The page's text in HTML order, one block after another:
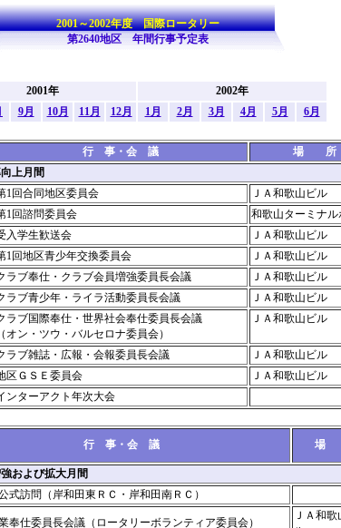
2001～2002年度 国際ロータリー
第2640地区 年間行事予定表
2001年
2002年
9月 10月 11月 12月 1月 2月 3月 4月 5月 6月
行 事・会 議
場 所
上月間
1回合同地区委員会
ＪＡ和歌山ビル
1回諮問委員会
和歌山ターミナル
入学生歓送会
ＪＡ和歌山ビル
1回地区青少年交換委員会
ＪＡ和歌山ビル
ラブ奉仕・クラブ会員増強委員長会議
ＪＡ和歌山ビル
ラブ青少年・ライラ活動委員長会議
ＪＡ和歌山ビル
ラブ国際奉仕・世界社会奉仕委員長会議
（オン・ツウ・バルセロナ委員会）
ＪＡ和歌山ビル
ラブ雑誌・広報・会報委員長会議
ＪＡ和歌山ビル
区ＧＳＥ委員会
ＪＡ和歌山ビル
ンターアクト年次大会
行 事・会 議 場
および拡大月間
式訪問（岸和田東ＲＣ・岸和田南ＲＣ）
奉仕委員長会議（ロータリーボランティア委員会）
ＪＡ和歌